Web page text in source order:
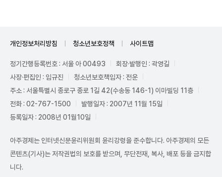
개인정보처리방침 청소년보호정책 사이트맵
정기간행등록번호 : 서울 아 00493
회장·발행인 : 곽영길
사장·편집인 : 임규진
청소년보호책임자 : 전운
주소 : 서울특별시 종로구 종로 1길 42(수송동 146-1) 이마빌딩 11층
전화 : 02-767-1500
발행일자 : 2007년 11월 15일
등록일자 : 2008년 01월10일
아주경제는 인터넷신문윤리위원회 윤리강령을 준수합니다. 아주경제의 모든
콘텐츠(기사)는 저작권법의 보호를 받으며, 무단전재, 복사, 배포 등을 금지합
니다.